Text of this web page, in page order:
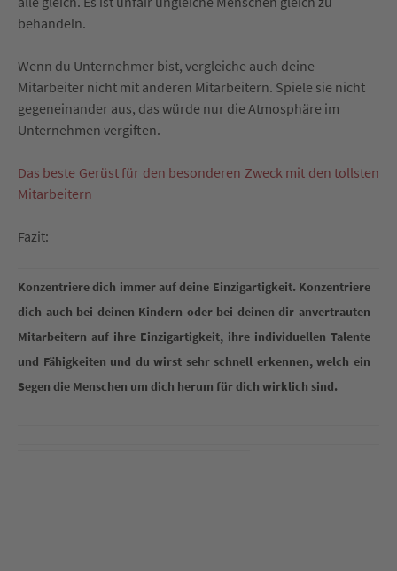
behandeln.
Wenn du Unternehmer bist, vergleiche auch deine
Mitarbeiter nicht mit anderen Mitarbeitern. Spiele sie nicht
gegeneinander aus, das würde nur die Atmosphäre im
Unternehmen vergiften.
Das beste Gerüst für den besonderen Zweck mit den tollsten
Mitarbeitern
Fazit:
Konzentriere dich immer auf deine Einzigartigkeit. Konzentriere
dich auch bei deinen Kindern oder bei deinen dir anvertrauten
Mitarbeitern auf ihre Einzigartigkeit, ihre individuellen Talente
und Fähigkeiten und du wirst sehr schnell erkennen, welch ein
Segen die Menschen um dich herum für dich wirklich sind.